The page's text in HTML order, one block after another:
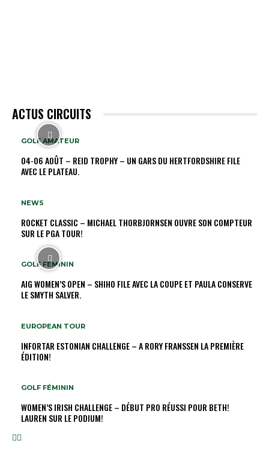
ACTUS CIRCUITS
GOLF AMATEUR
04-06 AOÛT – REID TROPHY – UN GARS DU HERTFORDSHIRE FILE
AVEC LE PLATEAU.
NEWS
ROCKET CLASSIC – MICHAEL THORBJORNSEN OUVRE SON COMPTEUR
SUR LE PGA TOUR!
GOLF FÉMININ
AIG WOMEN’S OPEN – SHIHO FILE AVEC LA COUPE ET PAULA CONSERVE
LE SMYTH SALVER.
EUROPEAN TOUR
INFORTAR ESTONIAN CHALLENGE – A RORY FRANSSEN LA PREMIÈRE
ÉDITION!
GOLF FÉMININ
WOMEN’S IRISH CHALLENGE – DÉBUT PRO RÉUSSI POUR BETH!
LAUREN SUR LE PODIUM!